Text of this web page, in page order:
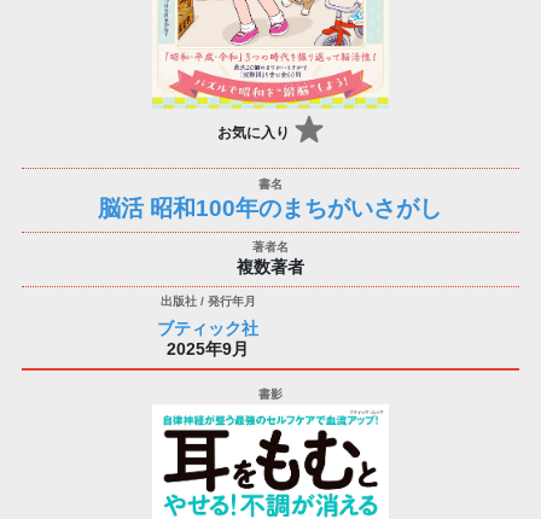
お気に入り
脳活 昭和100年のまちがいさがし
複数著者
ブティック社
2025年9月